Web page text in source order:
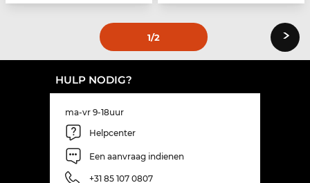
1/2 ›
HULP NODIG?
ma-vr 9-18uur
Helpcenter
Een aanvraag indienen
+31 85 107 0807